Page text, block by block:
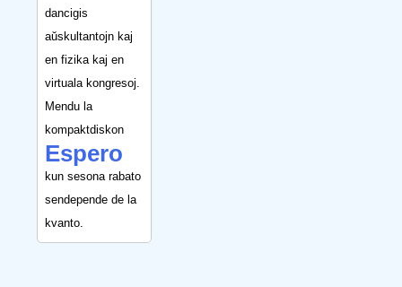
dancigis
aŭskultantojn kaj
en fizika kaj en
virtuala kongresoj.
Mendu la
kompaktdiskon
Espero
kun sesona rabato
sendepende de la
kvanto.